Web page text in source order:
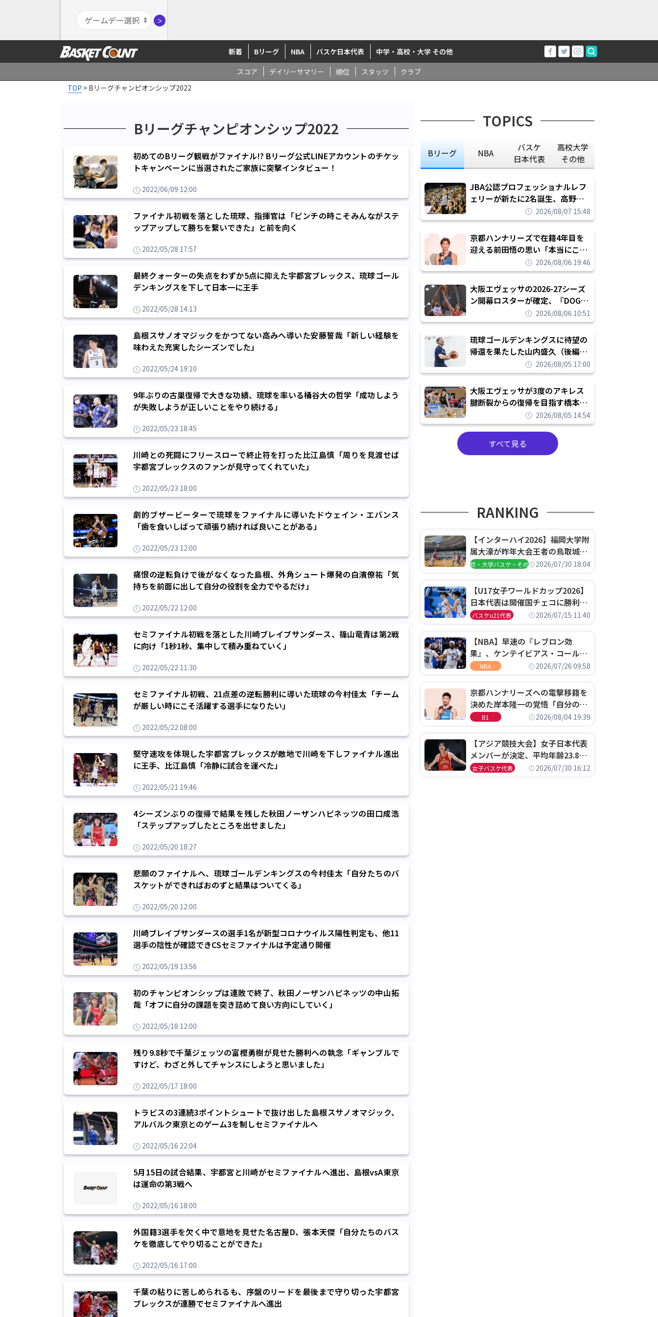
＞
新着 Bリーグ NBA バスケ日本代表 中学・高校・大学 その他
スコア デイリーサマリー 順位 スタッツ
クラブ
TOP > Bリーグチャンピオンシップ2022
Bリーグチャンピオンシップ2022
初めてのBリーグ観戦がファイナル!? Bリーグ公式LINEアカウントのチケッ
トキャンペーンに当選されたご家族に突撃インタビュー！
2022/06/09 12:00
ファイナル初戦を落とした琉球、指揮官は「ピンチの時こそみんながステ
ップアップして勝ちを繋いできた」と前を向く
2022/05/28 17:57
最終クォーターの失点をわずか5点に抑えた宇都宮ブレックス、琉球ゴール
デンキングスを下して日本一に王手
2022/05/28 14:13
島根スサノオマジックをかつてない高みへ導いた安藤誓哉「新しい経験を
味わえた充実したシーズンでした」
2022/05/24 19:10
9年ぶりの古巣復帰で大きな功績、琉球を率いる桶谷大の哲学「成功しよう
が失敗しようが正しいことをやり続ける」
2022/05/23 18:45
川崎との死闘にフリースローで終止符を打った比江島慎「周りを見渡せば
宇都宮ブレックスのファンが見守ってくれていた」
2022/05/23 18:00
劇的ブザービーターで琉球をファイナルに導いたドウェイン・エバンス
「歯を食いしばって頑張り続ければ良いことがある」
2022/05/23 12:00
痛恨の逆転負けで後がなくなった島根、外角シュート爆発の白濱僚祐「気
持ちを前面に出して自分の役割を全力でやるだけ」
2022/05/22 12:00
セミファイナル初戦を落とした川崎ブレイブサンダース、篠山竜青は第2戦
に向け「1秒1秒、集中して積み重ねていく」
2022/05/22 11:30
セミファイナル初戦、21点差の逆転勝利に導いた琉球の今村佳太「チーム
が厳しい時にこそ活躍する選手になりたい」
2022/05/22 08:00
堅守速攻を体現した宇都宮ブレックスが敵地で川崎を下しファイナル進出
に王手、比江島慎「冷静に試合を運べた」
2022/05/21 19:46
4シーズンぶりの復帰で結果を残した秋田ノーザンハピネッツの田口成浩
「ステップアップしたところを出せました」
2022/05/20 18:27
悲願のファイナルへ、琉球ゴールデンキングスの今村佳太「自分たちのバ
スケットができればおのずと結果はついてくる」
2022/05/20 12:00
川崎ブレイブサンダースの選手1名が新型コロナウイルス陽性判定も、他11
選手の陰性が確認できCSセミファイナルは予定通り開催
2022/05/19 13:56
初のチャンピオンシップは連敗で終了、秋田ノーザンハピネッツの中山拓
哉「オフに自分の課題を突き詰めて良い方向にしていく」
2022/05/18 12:00
残り9.8秒で千葉ジェッツの富樫勇樹が見せた勝利への執念「ギャンブルで
すけど、わざと外してチャンスにしようと思いました」
2022/05/17 18:00
トラビスの3連続3ポイントシュートで抜け出した島根スサノオマジック、
アルバルク東京とのゲーム3を制しセミファイナルへ
2022/05/16 22:04
5月15日の試合結果、宇都宮と川崎がセミファイナルへ進出、島根vsA東京
は運命の第3戦へ
2022/05/16 18:00
外国籍3選手を欠く中で意地を見せた名古屋D、張本天傑「自分たちのバス
ケを徹底してやり切ることができた」
2022/05/16 17:00
千葉の粘りに苦しめられるも、序盤のリードを最後まで守り切った宇都宮
ブレックスが連勝でセミファイナルへ進出
TOPICS
Bリーグ NBA
バスケ
日本代表
高校大学
その他
JBA公認プロフェッショナルレフ
ェリーが新たに2名誕生、高野晃
平は16年間続けた会社員生活に別
れを告げてプロ転向を決断
2026/08/07 15:48
京都ハンナリーズで在籍4年目を
迎える前田悟の思い「本当にこの
チームで勝ちたい、負けたまま舐
められたまま終わりたくない」
2026/08/06 19:46
大阪エヴェッサの2026-27シーズ
ン開幕ロスターが確定、『DOG
FIGHT』のチームカルチャーを推
し進めて結果を求めるシーズンへ
2026/08/06 10:51
琉球ゴールデンキングスに待望の
帰還を果たした山内盛久（後編）
「1人のウチナーンチュとしてみ
んなが誇りに思えるチームにして
いく」
2026/08/05 17:00
大阪エヴェッサが3度のアキレス
腱断裂からの復帰を目指す橋本拓
哉と契約を締結「もう一度コート
に立ちたい」
2026/08/05 14:54
すべて見る
RANKING
【インターハイ2026】福岡大学附
属大濠が昨年大会王者の鳥取城北
を撃破、大阪薫英女学院は岐阜女
高校・大学バスケ・その他2026/07/30 18:04
【U17女子ワールドカップ2026】
日本代表は開催国チェコに勝利し
て予選グループ3連勝で首位通
決定
バスケu21代表 2026/07/15 11:40
【NBA】早速の『レブロン効
果』、ケンテイビアス・コールド
ウェル・ポープがセブンティシク
NBA 2026/07/26 09:58
京都ハンナリーズへの電撃移籍を
決めた岸本隆一の覚悟「自分のエ
ゴというちっぽけなことのため
B1 2026/08/04 19:39
【アジア競技大会】女子日本代表
メンバーが決定、平均年齢23.8歳
のフレッシュなメンバーが日本開
女子バスケ代表 2026/07/30 16:12